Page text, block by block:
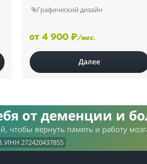
Графический дизайн
от 4 900 ₽/мес.
Далее
от деменции и
чтобы вернуть память и работу
ИНН 272420437855